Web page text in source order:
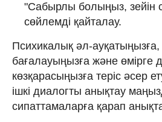
"Сабырлы болыңыз, зейін
сөйлемді қайталау.
Психикалық әл-ауқатыңызға,
бағалауыңызға және өмірге
көзқарасыңызға теріс әсер
ішкі диалогты анықтау
сипаттамаларға қарап